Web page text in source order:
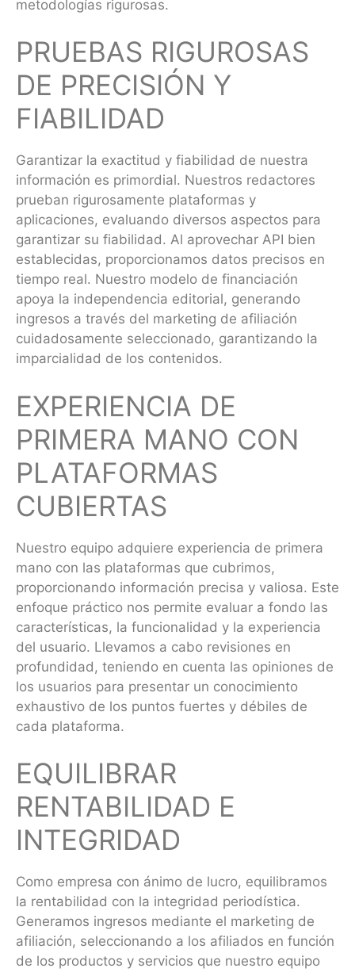
metodologías rigurosas.
PRUEBAS RIGUROSAS
DE PRECISIÓN Y
FIABILIDAD
Garantizar la exactitud y fiabilidad de nuestra
información es primordial. Nuestros redactores
prueban rigurosamente plataformas y
aplicaciones, evaluando diversos aspectos para
garantizar su fiabilidad. Al aprovechar API bien
establecidas, proporcionamos datos precisos en
tiempo real. Nuestro modelo de financiación
apoya la independencia editorial, generando
ingresos a través del marketing de afiliación
cuidadosamente seleccionado, garantizando la
imparcialidad de los contenidos.
EXPERIENCIA DE
PRIMERA MANO CON
PLATAFORMAS
CUBIERTAS
Nuestro equipo adquiere experiencia de primera
mano con las plataformas que cubrimos,
proporcionando información precisa y valiosa. Este
enfoque práctico nos permite evaluar a fondo las
características, la funcionalidad y la experiencia
del usuario. Llevamos a cabo revisiones en
profundidad, teniendo en cuenta las opiniones de
los usuarios para presentar un conocimiento
exhaustivo de los puntos fuertes y débiles de
cada plataforma.
EQUILIBRAR
RENTABILIDAD E
INTEGRIDAD
Como empresa con ánimo de lucro, equilibramos
la rentabilidad con la integridad periodística.
Generamos ingresos mediante el marketing de
afiliación, seleccionando a los afiliados en función
de los productos y servicios que nuestro equipo